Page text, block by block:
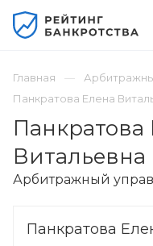
Главная
Панкратова Елена
Панкратова
Витальевна
Арбитражный
Панкратова